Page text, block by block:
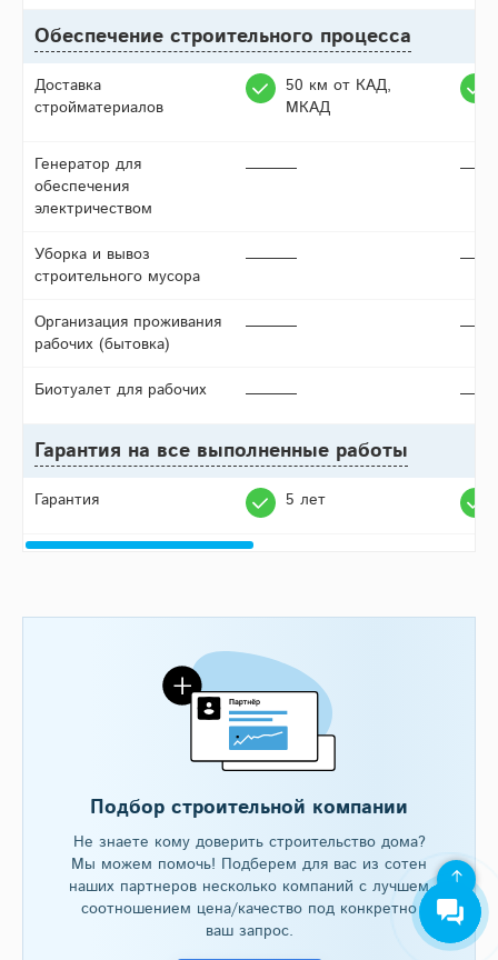
Обеспечение строительного процесса
Доставка
стройматериалов
50 км от КАД,
МКАД
Генератор для
обеспечения
электричеством
Уборка и вывоз
строительного мусора
Организация проживания
рабочих (бытовка)
Биотуалет для рабочих
Гарантия на все выполненные работы
Гарантия 5 лет
Подбор строительной компании
Не знаете кому доверить строительство дома?
Мы можем помочь! Подберем для вас из сотен
наших партнеров несколько компаний с лучшем
соотношением цена/качество под конкретно
ваш запрос.